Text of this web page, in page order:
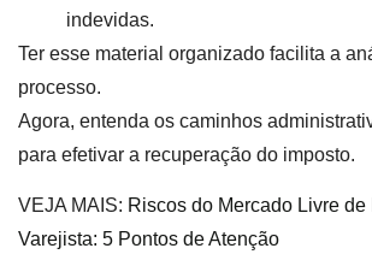
indevidas.
Ter esse material organizado facilita a
processo.
Agora, entenda os caminhos
para efetivar a recuperação do imposto.
VEJA MAIS: Riscos do Mercado Livre de
Varejista: 5 Pontos de Atenção